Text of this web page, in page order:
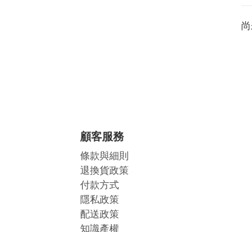
顧客服務
條款與細則
退換貨政策
付款方式
隱私政策
配送政策
知識產權